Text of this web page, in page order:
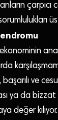
çarpıcı
başarılı ve
ya da
değer